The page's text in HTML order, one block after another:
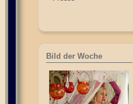
Bild der Woche